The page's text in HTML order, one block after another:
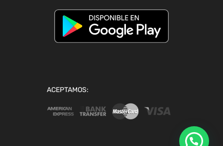
ACEPTAMOS: